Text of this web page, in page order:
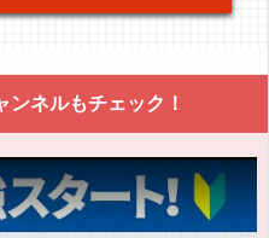
ネルもチェック！